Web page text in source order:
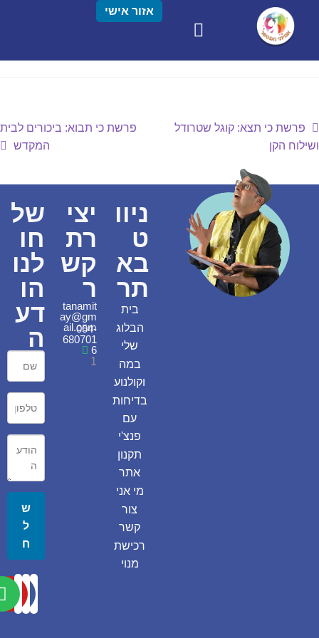
אזור אישי
פרשת כי תצא: קוגל שטרודל
ושילוח הקן
פרשת כי תבוא: ביכורים לבית
המקדש
ניוו
ט
בא
תר
בית
הבלוג
שלי
במה
וקולנוע
בדיחות
עם
פנצ'י
תקנון
אתר
מי אני
צור
קשר
רכישת
מנוי
יצי
רת
קש
ר
tanamit
ay@gm
ail.com
054-
680701
6
1
של
חו
לנו
הו
דע
ה
ש
ל
ח